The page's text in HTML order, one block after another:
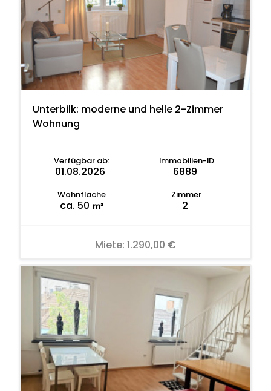
Unterbilk: moderne und helle 2-Zimmer
Wohnung
Verfügbar ab:
01.08.2026
Immobilien-ID
6889
Wohnfläche
ca. 50 m²
Zimmer
2
Miete: 1.290,00 €